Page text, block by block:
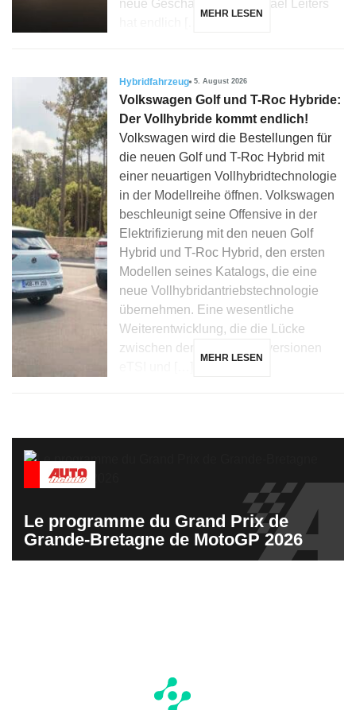
neue Geschäftsführer Michael Leiters
MEHR LESEN
Hybridfahrzeug 5. August 2026
Volkswagen Golf und T-Roc Hybride:
Der Vollhybride kommt endlich!
Volkswagen wird die Bestellungen für
die neuen Golf und T-Roc Hybrid mit
einer neuartigen Vollhybridtechnologie
in der Modellreihe öffnen. Volkswagen
beschleunigt seine Offensive in der
Elektrifizierung mit den neuen Golf
Hybrid und T-Roc Hybrid, den ersten
Modellen seines Katalogs, die eine
neue Vollhybridantriebstechnologie
übernehmen. Eine wesentliche
Weiterentwicklung, die die Lücke
zwischen den Mikrohybridversionen
MEHR LESEN
Le programme du Grand Prix de
Grande-Bretagne de MotoGP 2026